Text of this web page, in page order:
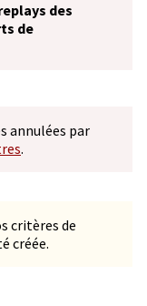
des
de
annulées par
.
critères de
créée.